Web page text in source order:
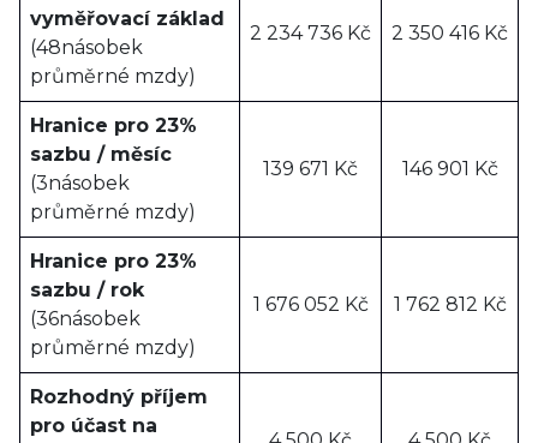
vyměřovací základ
(48násobek
průměrné mzdy)
2 234 736 Kč 2 350 416 Kč
Hranice pro 23%
sazbu / měsíc
(3násobek
průměrné mzdy)
139 671 Kč 146 901 Kč
Hranice pro 23%
sazbu / rok
(36násobek
průměrné mzdy)
1 676 052 Kč 1 762 812 Kč
Rozhodný příjem
pro účast na